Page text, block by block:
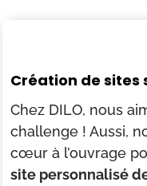
Création de sites
Chez DILO, nous
challenge ! Aussi,
cœur à l’ouvrage
site personnalisé